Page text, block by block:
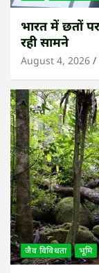
भारत में छतों
रही सामने
August 4, 2026
जैव विविधता भूमि